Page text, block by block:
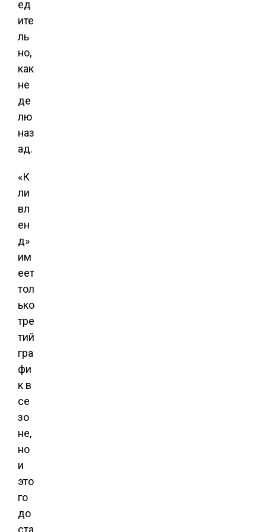
ед
ите
ль
но,
как
не
де
лю
наз
ад.
«К
ли
вл
ен
д»
им
еет
тол
ько
тре
тий
гра
фи
к в
се
зо
не,
но
и
это
го
до
ста